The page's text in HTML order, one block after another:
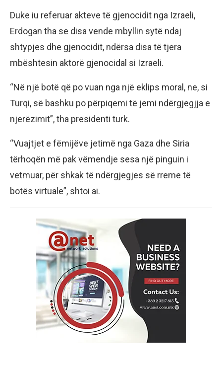
Duke iu referuar akteve të gjenocidit nga Izraeli,
Erdogan tha se disa vende mbyllin sytë ndaj
shtypjes dhe gjenocidit, ndërsa disa të tjera
mbështesin aktorë gjenocidal si Izraeli.
“Në një botë që po vuan nga një eklips moral, ne, si
Turqi, së bashku po përpiqemi të jemi ndërgjegjja e
njerëzimit”, tha presidenti turk.
“Vuajtjet e fëmijëve jetimë nga Gaza dhe Siria
tërhoqën më pak vëmendje sesa një pinguin i
vetmuar, për shkak të ndërgjegjes së rreme të
botës virtuale”, shtoi ai.